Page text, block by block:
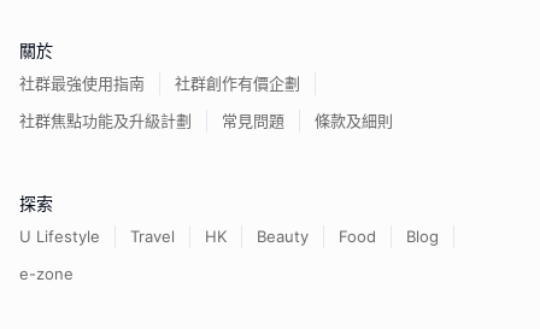
關於
社群最強使用指南
社群創作有價企劃
社群焦點功能及升級計劃
常見問題 條款及細則
探索
U Lifestyle Travel HK Beauty Food
Blog
e-zone